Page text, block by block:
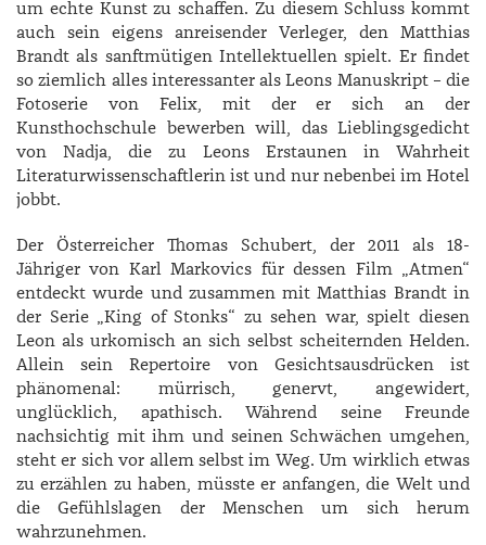
um echte Kunst zu schaffen. Zu diesem Schluss kommt
auch sein eigens anreisender Verleger, den ­Matthias
Brandt als sanftmütigen Intellektuellen spielt. Er findet
so ziemlich alles interessanter als Leons Manuskript – die
Fotoserie von Felix, mit der er sich an der
Kunsthochschule bewerben will, das Lieblingsgedicht
von ­Nadja, die zu Leons Erstaunen in Wahrheit
Literaturwissenschaftlerin ist und nur nebenbei im Hotel
jobbt.
Der Österreicher Thomas Schubert, der 2011 als 18-
Jähriger von Karl ­Markovics für dessen Film „Atmen“
entdeckt wurde und zusammen mit Matthias Brandt in
der Serie „King of Stonks“ zu sehen war, spielt diesen
Leon als urkomisch an sich selbst scheiternden Helden.
Allein sein Repertoire von Gesichtsausdrücken ist
phänomenal: mürrisch, genervt, angewidert,
unglücklich, apathisch. Während seine Freunde
nachsichtig mit ihm und seinen Schwächen umgehen,
steht er sich vor allem selbst im Weg. Um wirklich etwas
zu erzählen zu haben, müsste er anfangen, die Welt und
die Gefühlslagen der Menschen um sich herum
wahrzunehmen.